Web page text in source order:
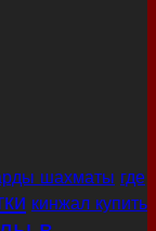
шахматы где
кинжал купить